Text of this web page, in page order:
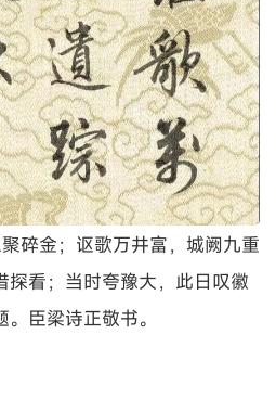
碎金；讴歌万井富，城阙九重
探看；当时夸豫大，此日叹徽
臣梁诗正敬书。